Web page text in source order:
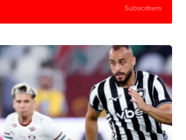
Subscribers